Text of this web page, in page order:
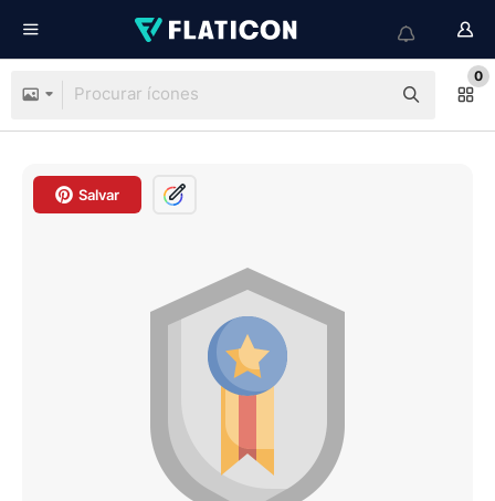
0
Salvar